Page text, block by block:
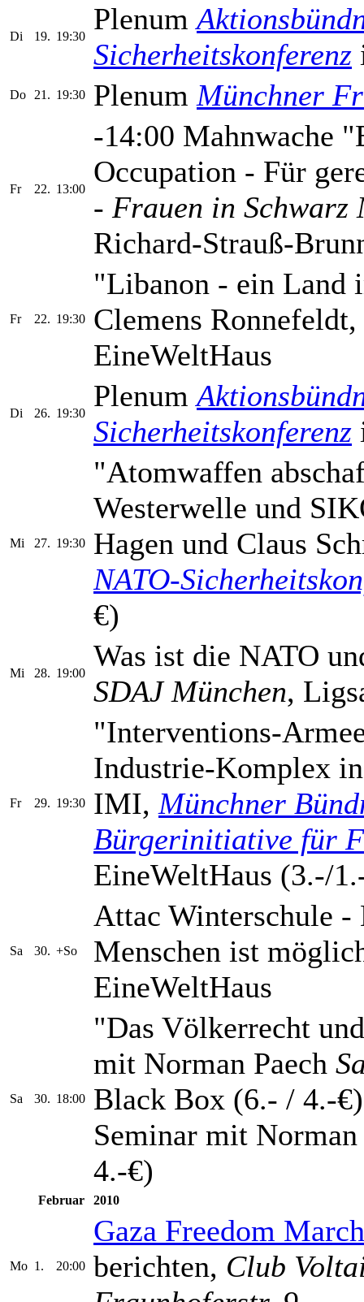
Di 19. 19:30
Plenum
Sicherheitskonferenz
Do 21. 19:30 Plenum Münchner
Fr 22. 13:00
-14:00 Mahnwache
Occupation - Für
- Frauen in Schwarz
Richard-Strauß-
Fr 22. 19:30
"Libanon - ein Land
Clemens Ronnefeldt,
EineWeltHaus
Di 26. 19:30
Plenum
Sicherheitskonferenz
Mi 27. 19:30
"Atomwaffen
Westerwelle und
Hagen und Claus
NATO-
€)
Mi 28. 19:00
Was ist die NATO
SDAJ München,
Fr 29. 19:30
"Interventions-
Industrie-Komplex
IMI, Münchner
Bürgerinitiative für
EineWeltHaus (3.-/
Sa 30. +So
Attac Winterschule
Menschen ist
EineWeltHaus
Sa 30. 18:00
"Das Völkerrecht
mit Norman Paech
Black Box (6.- / 4.-
Seminar mit
4.-€)
Februar 2010
Mo 1. 20:00
Gaza Freedom March
berichten, Club